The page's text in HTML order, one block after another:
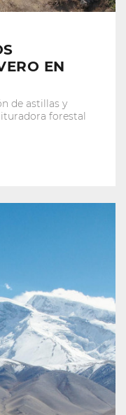
EN
de astillas y
forestal